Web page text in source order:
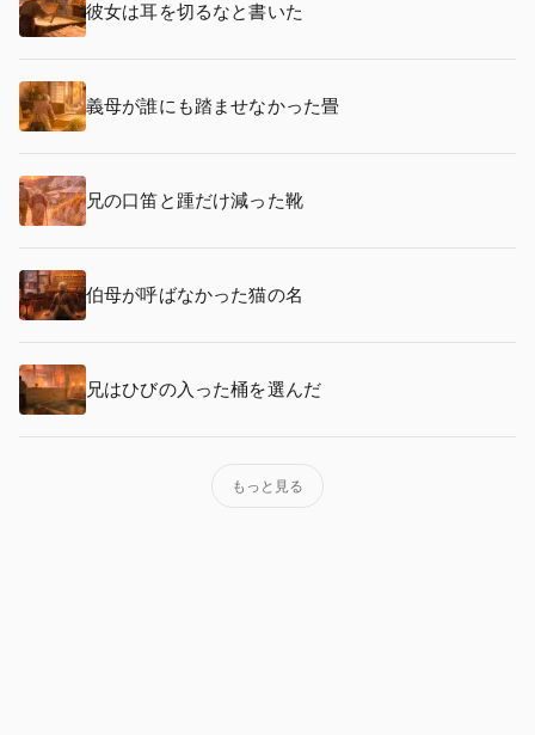
彼女は耳を切るなと書いた
義母が誰にも踏ませなかった畳
兄の口笛と踵だけ減った靴
伯母が呼ばなかった猫の名
兄はひびの入った桶を選んだ
もっと見る